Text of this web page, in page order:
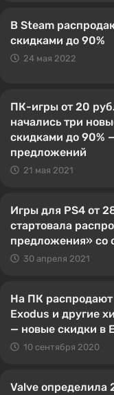
В Steam
скидками до 90%
24 мая 2022
ПК-игры от 20
начались три
скидками до 90%
предложений
21 мая 2021
Игры для PS4 от
стартовала
предложения» со
30 апреля 2021
На ПК распродают
Exodus и другие
— новые скидки в
10 сентября 2020
Valve определила